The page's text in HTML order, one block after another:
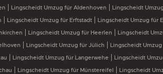
Lingscheidt Umzug für Aldenhoven Lingscheidt
Lingscheidt Umzug für Erftstadt Lingscheidt Umzug für
Lingscheidt Umzug für Heerlen Lingscheidt
Lingscheidt Umzug für Jülich Lingscheidt Umzug
Lingscheidt Umzug für Langerwehe Lingscheidt
Lingscheidt Umzug für Münstereifel Lingscheidt